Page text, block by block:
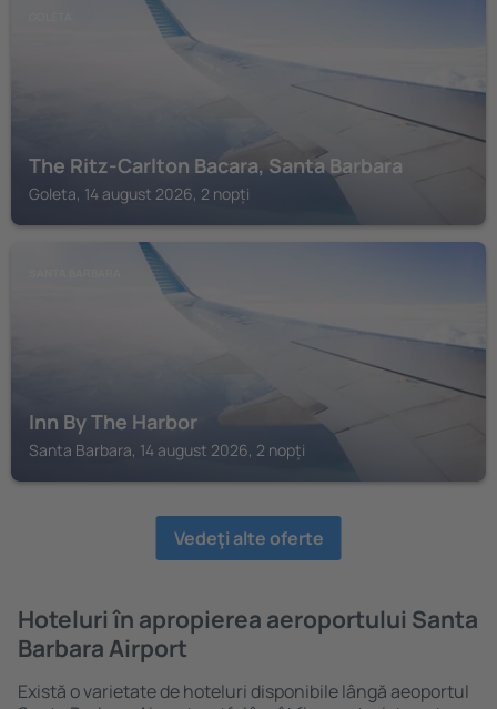
The Ritz-Carlton Bacara, Santa Barbara
Goleta, 14 august 2026, 2 nopți
Inn By The Harbor
Santa Barbara, 14 august 2026, 2 nopți
Vedeţi alte oferte
Hoteluri în apropierea aeroportului Santa
Barbara Airport
Există o varietate de hoteluri disponibile lângă aeoportul